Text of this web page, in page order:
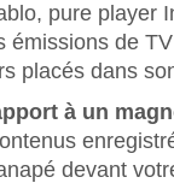
pure player
émissions de
placés dans
à un
devant